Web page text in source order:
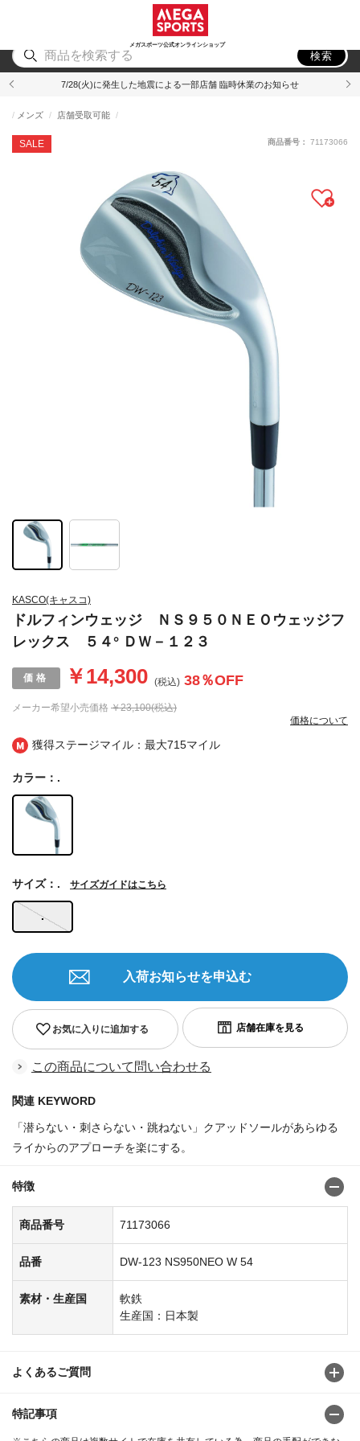
メガスポーツ公式オンラインショップ
アウトドア
検索
7/28(火)に発生した地震による一部店舗 臨時休業のお知らせ
獲得ステージマイル：最大715マイル
KASCO(キャスコ)
ドルフィンウェッジ ＮＳ９５０ＮＥＯウェッジフ
レックス ５４° ＤＷ－１２３
SALE
メンズ 店舗受取可能
メーカー希望小売価格 ￥23,100(税込)
￥14,300 (税込) 38％OFF
価格について
商品番号： 71173066
カラー：.
.
サイズ：. サイズガイドはこちら
お気に入りに追加する
入荷お知らせを申込む
この商品について問い合わせる
関連 KEYWORD
「潜らない・刺さらない・跳ねない」クアッドソールがあらゆる
ライからのアプローチを楽にする。
特徴
商品番号 71173066
品番 DW-123 NS950NEO W 54
素材・生産国
軟鉄
生産国：日本製
よくあるご質問
特記事項